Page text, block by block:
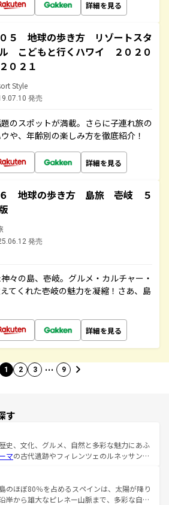
詳細を見る
５ 地球の歩き方 リゾートスタ
こどもと行くハワイ ２０２０
０２１
Style
発売
のスポットが満載。さらに子連れ旅の
や、年齢別の楽しみ方を徹底紹介！
詳細を見る
地球の歩き方 島旅 壱岐 ５
発売
々の島、壱岐。グルメ・カルチャー・
てくれた壱岐の魅力を凝縮！さあ、島
詳細を見る
1 2 3 … 9
す
史、文化、グルメ、自然と多彩な魅力にあふ
マの古代遺跡やフィレンツェのルネッサンス
ーナの美しい田園風景やアマルフィ海岸の絶
景観も見逃せない。観光の合間には、本場の
など、絶品のイタリア料理を堪能することも
のほぼ80％を占めるスペインは、太陽が降り
岸から雄大なピレネー山脈まで、多彩な自然